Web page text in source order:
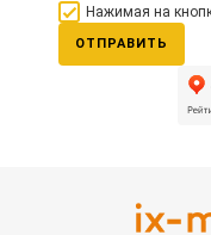
Нажимая на
ОТПРАВИТЬ